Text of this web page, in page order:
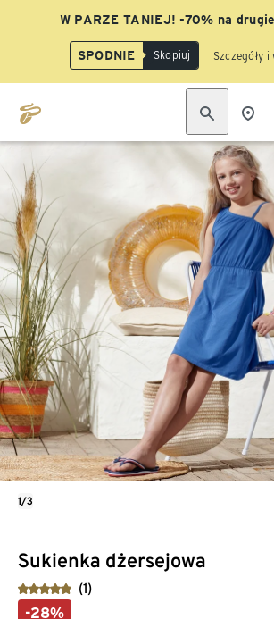
W PARZE TANIEJ! -70% na
SPODNIE Skopiuj Szczegóły
Sukienka dżersejowa
(1)
-28%
1/3